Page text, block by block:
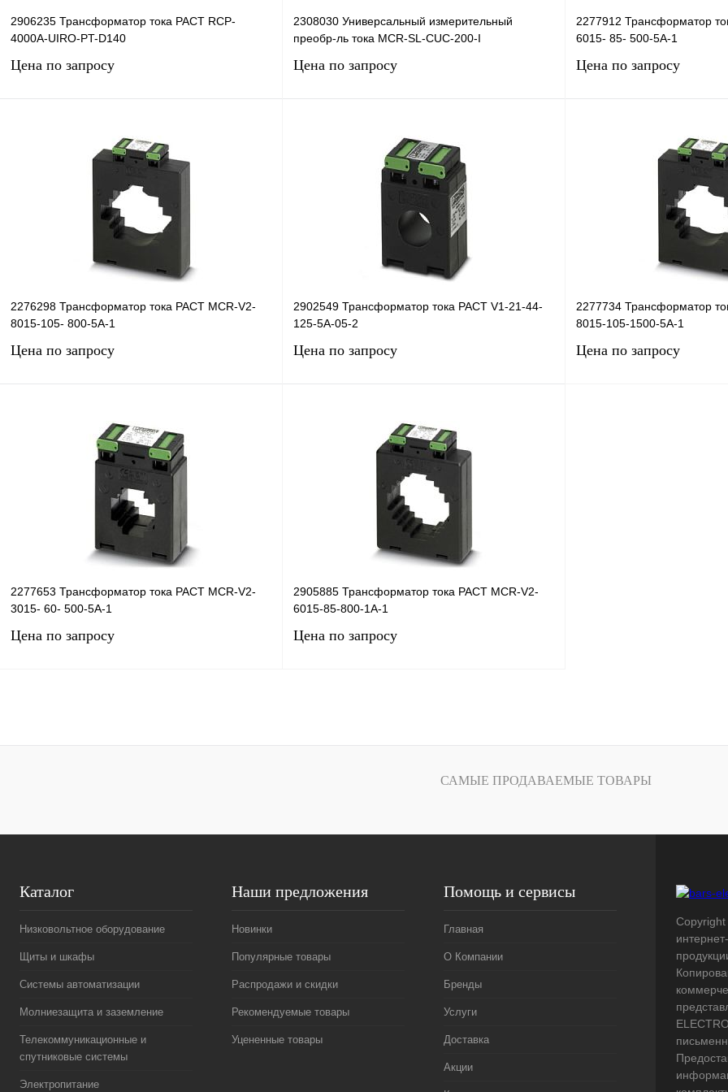
2906235 Трансформатор тока PACT RCP-
4000A-UIRO-PT-D140
Цена по запросу
Сравнение
2308030 Универсальный измерительный
преобр-ль тока MCR-SL-CUC-200-I
Цена по запросу
Сравнение
Под заказ
2277912 Трансформатор
6015- 85- 500-5A-1
Цена по запросу
2276298 Трансформатор тока PACT MCR-V2-
8015-105- 800-5A-1
Цена по запросу
Сравнение
2902549 Трансформатор тока PACT V1-21-44-
125-5A-05-2
Цена по запросу
Сравнение
2277734 Трансформатор
8015-105-1500-5A-1
Цена по запросу
2277653 Трансформатор тока PACT MCR-V2-
3015- 60- 500-5A-1
Цена по запросу
Купить в 1 клик Сравнение
2905885 Трансформатор тока PACT MCR-V2-
6015-85-800-1A-1
Цена по запросу
Купить в 1 клик Сравнение
САМЫЕ ПРОДАВАЕМЫЕ ТОВАРЫ
Каталог
Низковольтное оборудование
Щиты и шкафы
Системы автоматизации
Молниезащита и заземление
Телекоммуникационные и
спутниковые системы
Электропитание
Наши предложения
Новинки
Популярные товары
Распродажи и скидки
Рекомендуемые товары
Уцененные товары
Помощь и сервисы
Главная
О Компании
Бренды
Услуги
Доставка
Акции